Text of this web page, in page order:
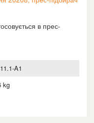
в прес-
A1
kg